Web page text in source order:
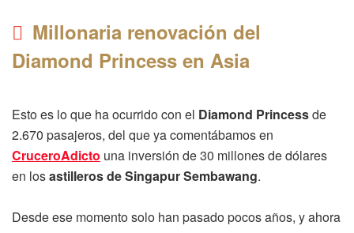
Millonaria renovación del
Diamond Princess en Asia
Esto es lo que ha ocurrido con el Diamond Princessde
2.670 pasajeros, del que ya comentábamos en
CruceroAdicto una inversión de 30 millones de dólares
en losastilleros de Singapur Sembawang.
Desde ese momento solo han pasado pocos años, y ahora